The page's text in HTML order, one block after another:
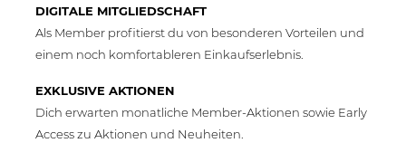
DIGITALE MITGLIEDSCHAFT
Als Member profitierst du von besonderen Vorteilen und
einem noch komfortableren Einkaufserlebnis.
EXKLUSIVE AKTIONEN
Dich erwarten monatliche Member-Aktionen sowie Early
Access zu Aktionen und Neuheiten.